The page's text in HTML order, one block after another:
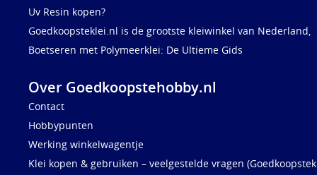
Uv Resin kopen?
Goedkoopsteklei.nl is de grootste kleiwinkel van Nederland,
Boetseren met Polymeerklei: De Ultieme Gids
Over Goedkoopstehobby.nl
Contact
Hobbypunten
Werking winkelwagentje
Klei kopen & gebruiken – veelgestelde vragen